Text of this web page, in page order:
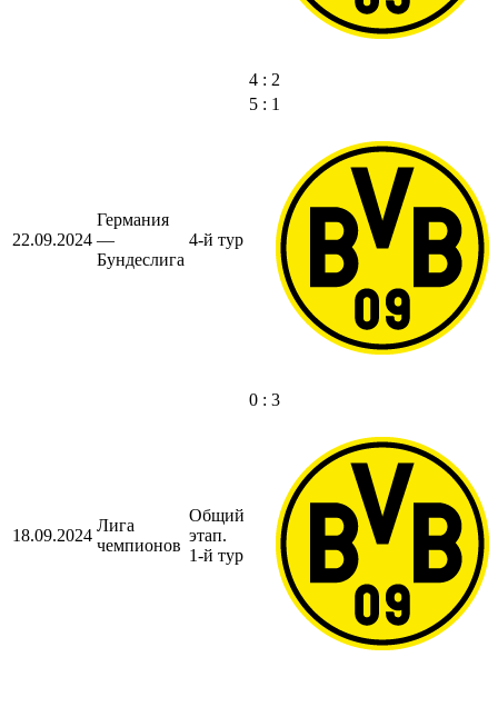
4 : 2
22.09.2024
Германия
—
Бундеслига
4-й тур
5 : 1
18.09.2024
Лига
чемпионов
Общий
этап.
1-й тур
0 : 3